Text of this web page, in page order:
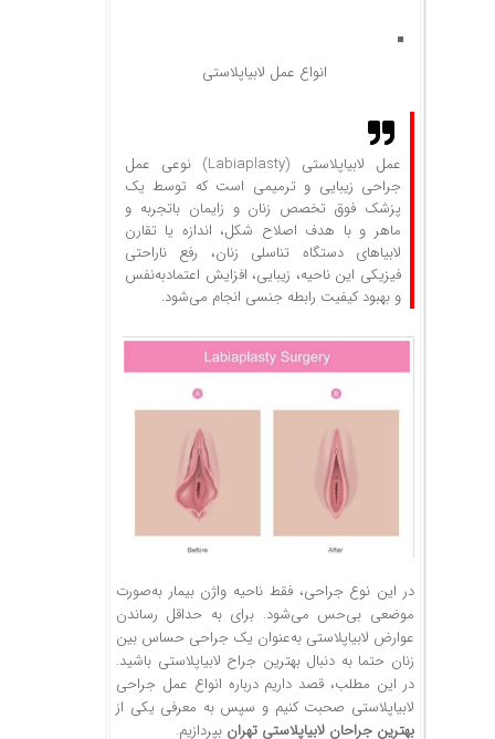
انواع عمل لابیاپلاستی
عمل لابیاپلاستی (Labiaplasty) نوعی عمل
جراحی زیبایی و ترمیمی است که توسط یک
پزشک فوق تخصص زنان و زایمان باتجربه و
ماهر و با هدف اصلاح شکل، اندازه یا تقارن
لابیاهای دستگاه تناسلی زنان، رفع ناراحتی
فیزیکی این ناحیه، زیبایی، افزایش اعتمادبه‌نفس
و بهبود کیفیت رابطه جنسی انجام می‌شود‌.
در این نوع جراحی، فقط ناحیه واژن بیمار به‌صورت
موضعی بی‌حس می‌شود. برای به حداقل رساندن
عوارض لابیاپلاستی به‌عنوان یک جراحی حساس بین
زنان حتما به دنبال بهترین جراح لابیاپلاستی باشید.
در این مطلب، قصد داریم درباره انواع عمل جراحی
لابیا‌پلاستی صحبت کنیم و سپس به معرفی یکی از
بهترین جراحان لابیاپلاستی تهران بپردازیم.